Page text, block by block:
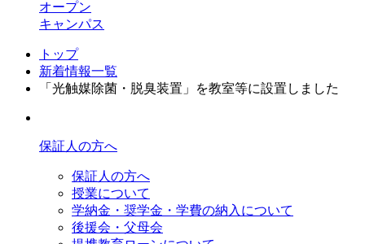
オープン
キャンパス
トップ
新着情報一覧
「光触媒除菌・脱臭装置」を教室等に設置しました
保証人の方へ
保証人の方へ
授業について
学納金・奨学金・学費の納入について
後援会・父母会